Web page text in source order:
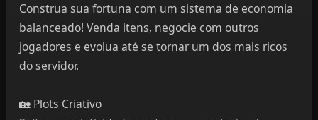
Construa sua fortuna com um sistema de economia
balanceado! Venda itens, negocie com outros
jogadores e evolua até se tornar um dos mais ricos
do servidor.
🏡 Plots Criativo